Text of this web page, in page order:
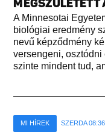
MEGSZÜLETETT
A Minnesotai
biológiai eredmény
nevű képződmény
versengeni,
szinte mindent tud,
MI HÍREK SZERDA 08:36